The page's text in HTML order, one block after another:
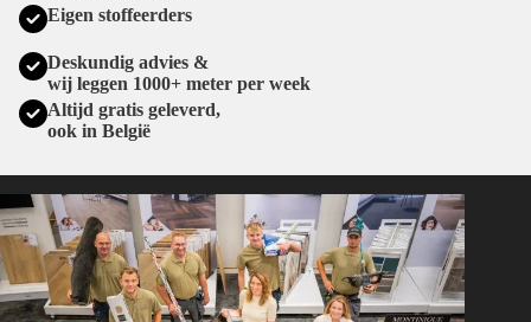
Eigen stoffeerders
Deskundig advies &
wij leggen 1000+ meter per week
Altijd gratis geleverd,
ook in België